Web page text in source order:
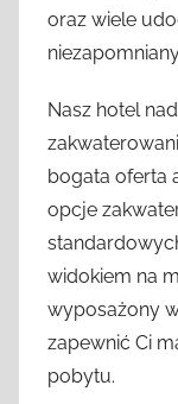
oraz wiele
Nasz hotel
bogata oferta
opcje
widokiem na
wyposażony
zapewnić Ci
pobytu.